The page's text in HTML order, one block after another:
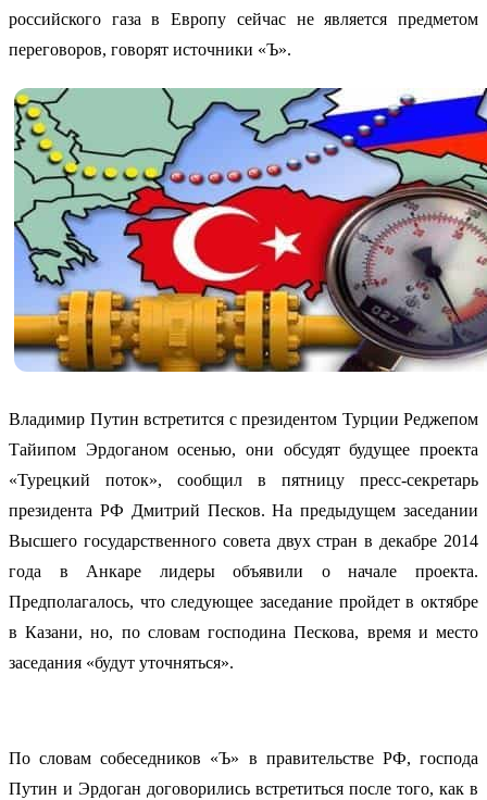
российского газа в Европу сейчас не является предметом
переговоров, говорят источники «Ъ».
Владимир Путин встретится с президентом Турции Реджепом
Тайипом Эрдоганом осенью, они обсудят будущее проекта
«Турецкий поток», сообщил в пятницу пресс-секретарь
президента РФ Дмитрий Песков. На предыдущем заседании
Высшего государственного совета двух стран в декабре 2014
года в Анкаре лидеры объявили о начале проекта.
Предполагалось, что следующее заседание пройдет в октябре
в Казани, но, по словам господина Пескова, время и место
заседания «будут уточняться».
По словам собеседников «Ъ» в правительстве РФ, господа
Путин и Эрдоган договорились встретиться после того, как в